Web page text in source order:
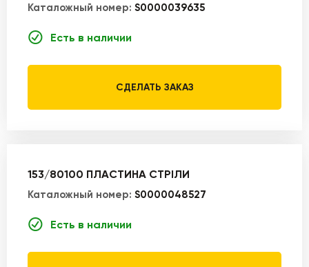
Каталожный номер: S0000039635
Есть в наличии
СДЕЛАТЬ ЗАКАЗ
153/80100 ПЛАСТИНА СТРІЛИ
Каталожный номер: S0000048527
Есть в наличии